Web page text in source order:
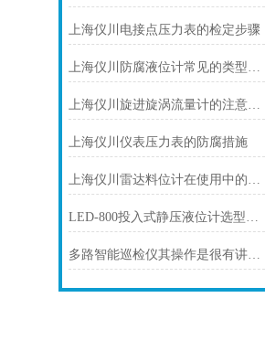
上海仪川电接点压力表的检定步骤
上海仪川防腐液位计常见的类型及工作原理
上海仪川旋进旋涡流量计的注意事项
上海仪川仪表压力表的防腐措施
上海仪川雷达料位计在使用中的问题提出解决方案
LED-800投入式静压液位计选型及使用过程中的问题
多路智能巡检仪其操作是很有讲究的